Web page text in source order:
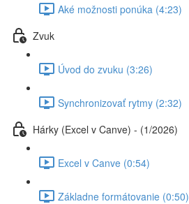
Aké možnosti ponúka (4:23)
Zvuk
Úvod do zvuku (3:26)
Synchronizovať rytmy (2:32)
Hárky (Excel v Canve) - (1/2026)
Excel v Canve (0:54)
Základne formátovanie (0:50)